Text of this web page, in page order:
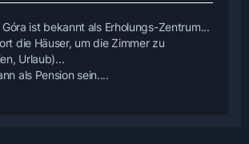
ist bekannt als Erholungs-Zentrum...
die Häuser, um die Zimmer zu
Urlaub)...
als Pension sein....